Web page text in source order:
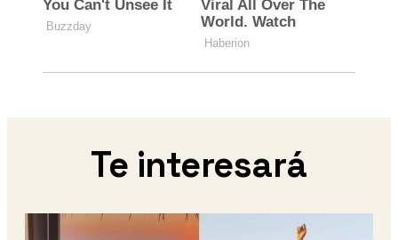
Te interesará